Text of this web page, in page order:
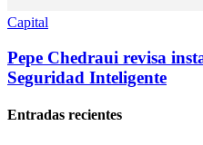
Capital
Pepe Chedraui revisa
Seguridad Inteligente
Entradas recientes